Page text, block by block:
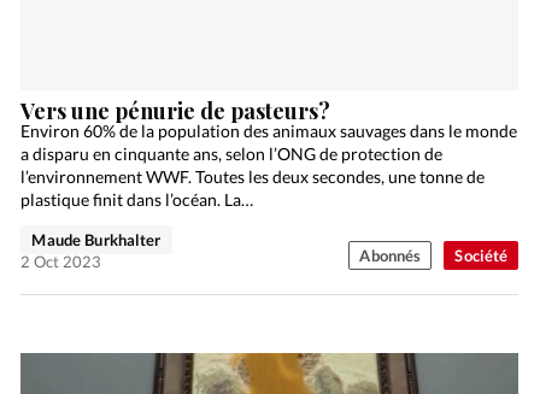
Société
Vers une pénurie de pasteurs?
Environ 60% de la population des animaux sauvages dans le monde
a disparu en cinquante ans, selon l’ONG de protection de
l’environnement WWF. Toutes les deux secondes, une tonne de
plastique finit dans l’océan. La…
Maude Burkhalter
2 Oct 2023
Abonnés